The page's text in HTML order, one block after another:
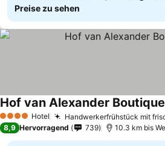
Preise zu sehen
4 Sterne Hotel Handwerkerfrühstück mit
Hof van Alexander
8,9 Hervorragend 739 10.3 km bis